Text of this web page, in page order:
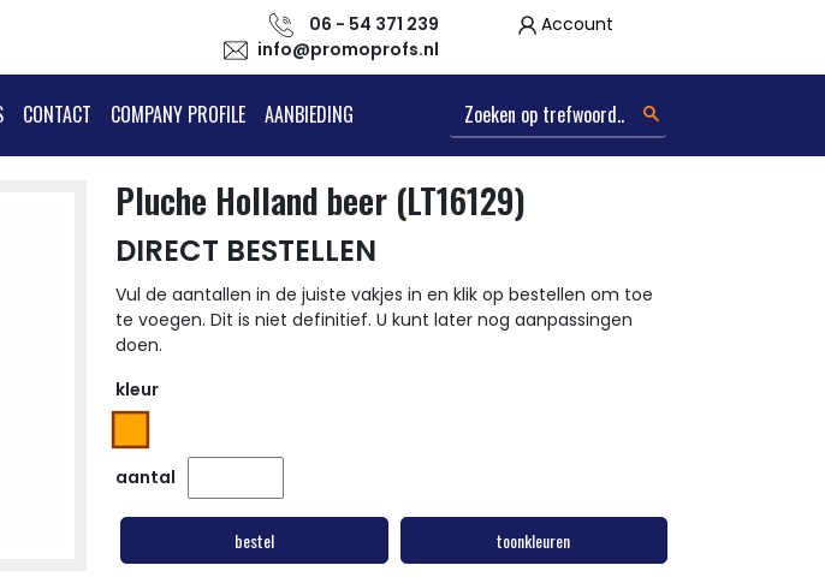
06 - 54 371 239
info@promoprofs.nl
Account
CONTACT COMPANY PROFILE AANBIEDING
Pluche Holland beer (LT16129)
DIRECT BESTELLEN
Vul de aantallen in de juiste vakjes in en klik op bestellen om toe
te voegen. Dit is niet definitief. U kunt later nog aanpassingen
doen.
kleur
aantal
bestel toonkleuren